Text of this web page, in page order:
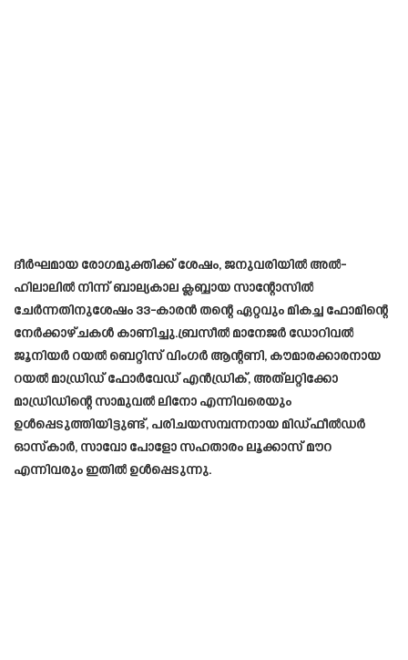
ദീർഘമായ രോഗമുക്തിക്ക് ശേഷം, ജനുവരിയിൽ അൽ-
ഹിലാലിൽ നിന്ന് ബാല്യകാല ക്ലബ്ബായ സാന്റോസിൽ
ചേർന്നതിനുശേഷം 33-കാരൻ തന്റെ ഏറ്റവും മികച്ച ഫോമിന്റെ
നേർക്കാഴ്ചകൾ കാണിച്ചു.ബ്രസീൽ മാനേജർ ഡോറിവൽ
ജൂനിയർ റയൽ ബെറ്റിസ് വിംഗർ ആന്റണി, കൗമാരക്കാരനായ
റയൽ മാഡ്രിഡ് ഫോർവേഡ് എൻഡ്രിക്, അത്‌ലറ്റിക്കോ
മാഡ്രിഡിന്റെ സാമുവൽ ലിനോ എന്നിവരെയും
ഉൾപ്പെടുത്തിയിട്ടുണ്ട്, പരിചയസമ്പന്നനായ മിഡ്‌ഫീൽഡർ
ഓസ്‌കാർ, സാവോ പോളോ സഹതാരം ലൂക്കാസ് മൗറ
എന്നിവരും ഇതിൽ ഉൾപ്പെടുന്നു.